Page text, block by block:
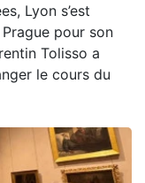
Lyon s’est
pour son
Tolisso a
le cours du